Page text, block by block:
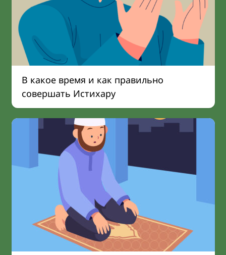
В какое время и как правильно
совершать Истихару